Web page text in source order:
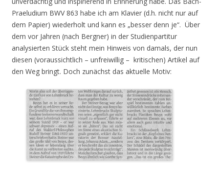
Praeludium BWV 863 habe ich am Klavier (d.h. nicht nur auf
dem Papier) wiederholt und kann es „besser denn je“. Über
dem vor Jahren (nach Bergner) in der Studienpartitur
analysierten Stück steht mein Hinweis von damals, der nun
diesen (voraussichtlich – unfreiwillig – kritischen) Artikel auf
den Weg bringt. Doch zunächst das aktuelle Motiv: